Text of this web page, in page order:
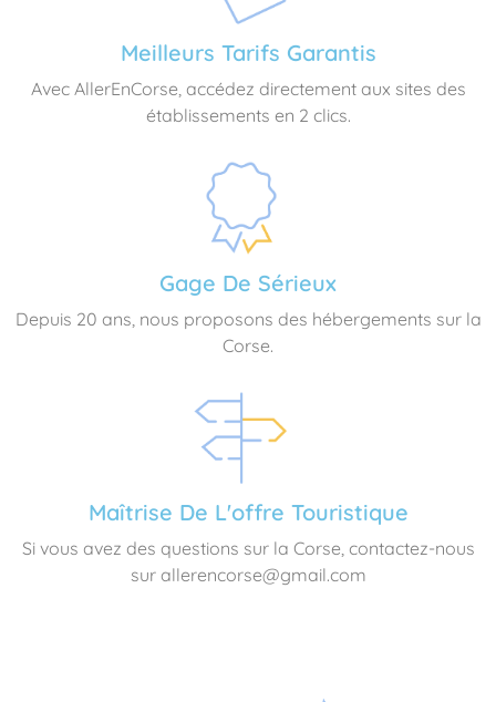
Meilleurs Tarifs Garantis
Avec AllerEnCorse, accédez directement aux sites des
établissements en 2 clics.
Gage De Sérieux
Depuis 20 ans, nous proposons des hébergements sur la
Corse.
Maîtrise De L'offre Touristique
Si vous avez des questions sur la Corse, contactez-nous
sur allerencorse@gmail.com